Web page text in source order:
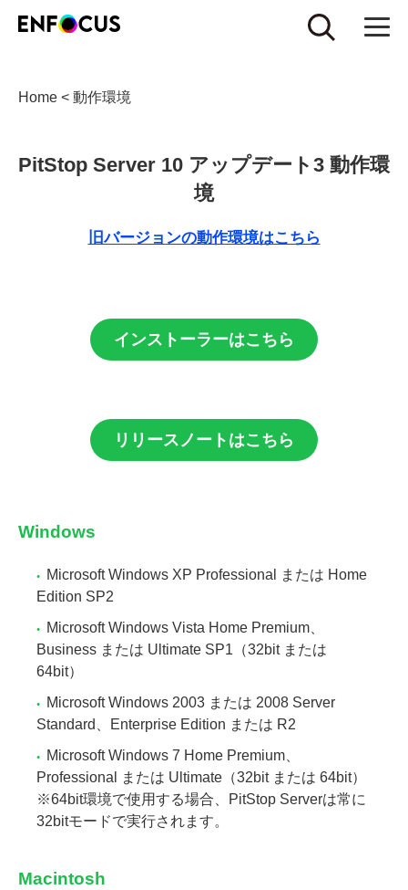
Home < 動作環境
PitStop Server 10 アップデート3 動作環
境
旧バージョンの動作環境はこちら
インストーラーはこちら
リリースノートはこちら
Windows
Microsoft Windows XP Professional または Home
Edition SP2
Microsoft Windows Vista Home Premium、
Business または Ultimate SP1（32bit または
64bit）
Microsoft Windows 2003 または 2008 Server
Standard、Enterprise Edition または R2
Microsoft Windows 7 Home Premium、
Professional または Ultimate（32bit または 64bit）
※64bit環境で使用する場合、PitStop Serverは常に
32bitモードで実行されます。
Macintosh